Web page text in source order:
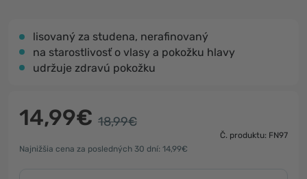
lisovaný za studena, nerafinovaný
na starostlivosť o vlasy a pokožku hlavy
udržuje zdravú pokožku
14,99€ 18,99€
Č. produktu: FN97
Najnižšia cena za posledných 30 dní: 14,99€